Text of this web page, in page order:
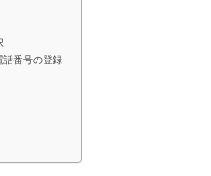
話番号の登録